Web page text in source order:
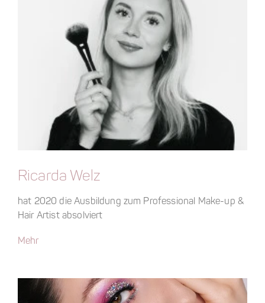
Ricarda Welz
hat 2020 die Ausbildung zum Professional Make-up &
Hair Artist absolviert
Mehr